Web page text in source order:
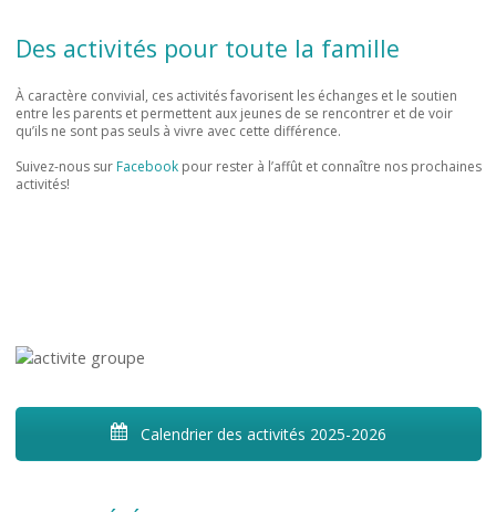
Des activités pour toute la famille
À caractère convivial, ces activités favorisent les échanges et le soutien
entre les parents et permettent aux jeunes de se rencontrer et de voir
qu’ils ne sont pas seuls à vivre avec cette différence.
Suivez-nous sur Facebookpour rester à l’affût et connaître nos prochaines
activités!
Calendrier des activités 2025-2026